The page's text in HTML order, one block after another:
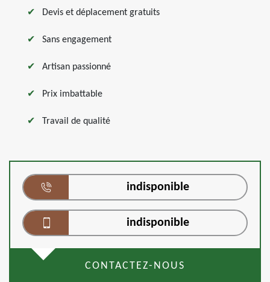
Devis et déplacement gratuits
Sans engagement
Artisan passionné
Prix imbattable
Travail de qualité
indisponible
indisponible
CONTACTEZ-NOUS